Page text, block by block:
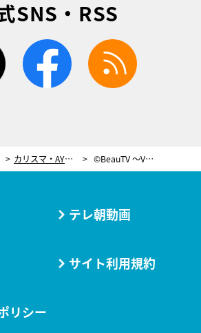
SNS・RSS
twitter facebook
カリスマ・AYAおすすめ“サラダの食べ方”！手づかみ程度のナッツで満腹効果 ©BeauTV ～VOCE
テレ朝動画
サイト利用規約
リシー